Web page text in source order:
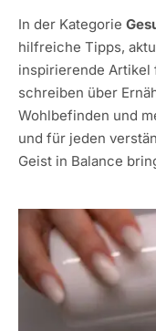
In der Kategorie
hilfreiche Tipps,
inspirierende Artikel
schreiben über
Wohlbefinden und
und für jeden
Geist in Balance